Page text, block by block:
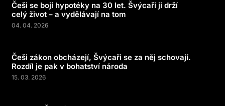
Češi se bojí hypotéky na 30 let. Švýcaři ji drží
celý život – a vydělávají na tom
04. 04. 2026
Češi zákon obcházejí, Švýcaři se za něj schovají.
Rozdíl je pak v bohatství národa
15. 03. 2026